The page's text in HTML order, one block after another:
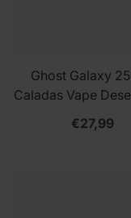
Ghost Galaxy
Caladas Vape
€27,99